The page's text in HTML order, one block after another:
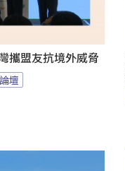
攜盟友抗境外威脅
壇